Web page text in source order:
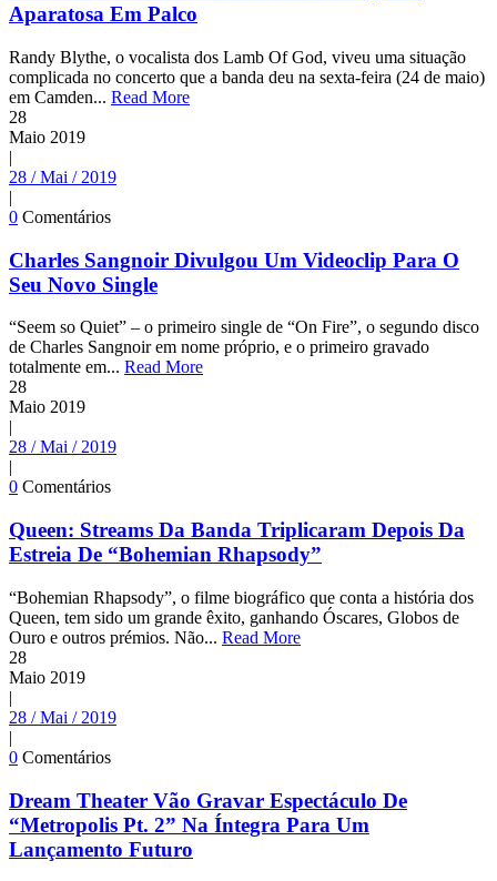
Aparatosa Em Palco
Randy Blythe, o vocalista dos Lamb Of God, viveu uma situação
complicada no concerto que a banda deu na sexta-feira (24 de maio)
em Camden... Read More
28
Maio 2019
|
28 / Mai / 2019
|
0 Comentários
Charles Sangnoir Divulgou Um Videoclip Para O
Seu Novo Single
“Seem so Quiet” – o primeiro single de “On Fire”, o segundo disco
de Charles Sangnoir em nome próprio, e o primeiro gravado
totalmente em... Read More
28
Maio 2019
|
28 / Mai / 2019
|
0 Comentários
Queen: Streams Da Banda Triplicaram Depois Da
Estreia De “Bohemian Rhapsody”
“Bohemian Rhapsody”, o filme biográfico que conta a história dos
Queen, tem sido um grande êxito, ganhando Óscares, Globos de
Ouro e outros prémios. Não... Read More
28
Maio 2019
|
28 / Mai / 2019
|
0 Comentários
Dream Theater Vão Gravar Espectáculo De
“Metropolis Pt. 2” Na Íntegra Para Um
Lançamento Futuro